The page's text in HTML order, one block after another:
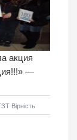
акция
—
Вірність